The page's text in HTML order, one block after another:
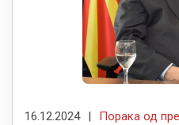
16.12.2024 | Порака од